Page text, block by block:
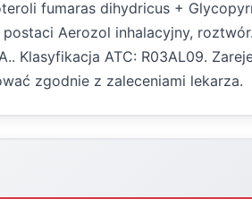
fumaras dihydricus +
Aerozol inhalacyjny,
Klasyfikacja ATC: R03AL09.
zgodnie z zaleceniami lekarza.